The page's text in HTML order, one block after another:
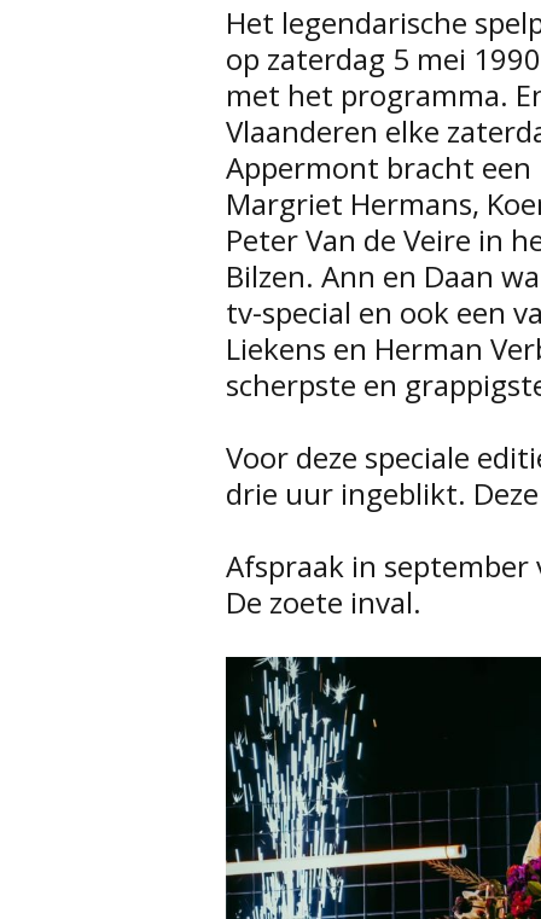
Het legendarische
op zaterdag 5 mei
met het programma.
Vlaanderen elke
Appermont bracht een
Margriet Hermans,
Peter Van de Veire in
Bilzen. Ann en Daan
tv-special en ook een
Liekens en Herman
scherpste en
Voor deze speciale
drie uur ingeblikt.
Afspraak in
De zoete inval.